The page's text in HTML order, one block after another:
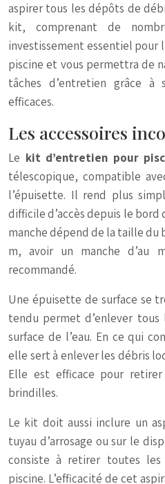
aspirer tous les dépôts de
kit, comprenant de
investissement essentiel pour
piscine et vous permettra de
tâches d’entretien grâce à
efficaces.
Les accessoires
Le kit d’entretien pour
télescopique, compatible
l’épuisette. Il rend plus
difficile d’accès depuis le bord
manche dépend de la taille du
m, avoir un manche d’au
recommandé.
Une épuisette de surface se
tendu permet d’enlever
surface de l’eau. En ce qui
elle sert à enlever les débris
Elle est efficace pour
brindilles.
Le kit doit aussi inclure un
tuyau d’arrosage ou sur le
consiste à retirer toutes
piscine. L’efficacité de cet